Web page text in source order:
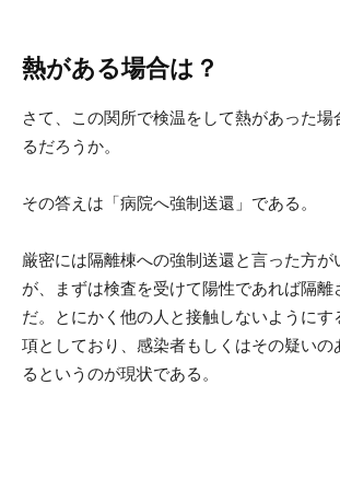
熱がある場合は？
さて、この関所で検温をして熱があった場
るだろうか。
その答えは「病院へ強制送還」である。
厳密には隔離棟への強制送還と言った方が
が、まずは検査を受けて陽性であれば隔離
だ。とにかく他の人と接触しないようにす
項としており、感染者もしくはその疑いの
るというのが現状である。